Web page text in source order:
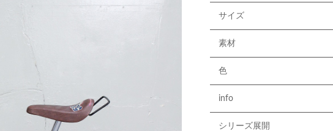
サイズ
素材
色
info
シリーズ展開